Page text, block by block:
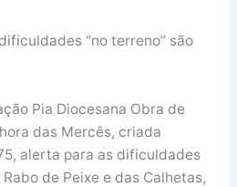
“no terreno” são
Pia Diocesana Obra de
das Mercês, criada
alerta para as dificuldades
de Peixe e das Calhetas,